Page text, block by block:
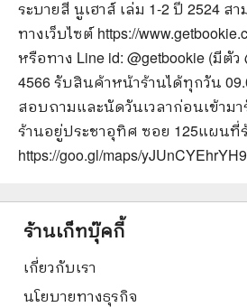
ระบายสี นูเฮาส์ เล่ม 1-2 ปี 2524 สา
ทางเว็บไซต์ https://
หรือทาง Line id: @getbookie (มีตัว
4566 รับสินค้าหน้าร้านได้ทุกวัน
สอบถามและนัดวันเวลาก่อนเข้าม
ร้านอยู่ประชาอุทิศ ซอย 125แผนที่
https://goo.gl/maps/
ร้านเก็ทบุ๊คกี้
เกี่ยวกับเรา
นโยบายทางธุรกิจ